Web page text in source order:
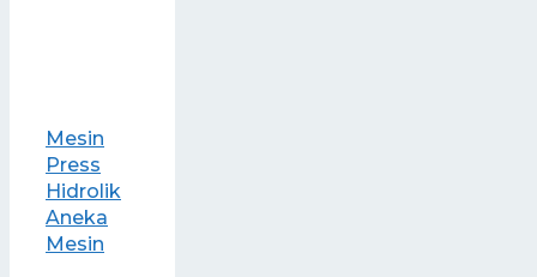
Mesin
Press
Hidrolik
Aneka
Mesin